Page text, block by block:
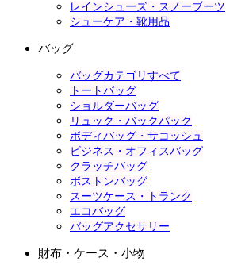
レインシューズ・スノーブーツ
シューケア・靴用品
バッグ
バッグカテゴリすべて
トートバッグ
ショルダーバッグ
リュック・バックパック
ボディバッグ・サコッシュ
ビジネス・オフィスバッグ
クラッチバッグ
ボストンバッグ
スーツケース・トランク
エコバッグ
バッグアクセサリー
財布・ケース・小物